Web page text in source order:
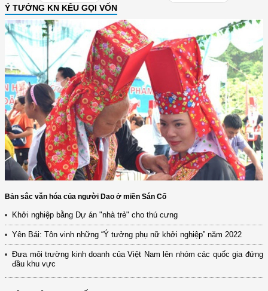
Ý TƯỞNG KN KÊU GỌI VỐN
Bản sắc văn hóa của người Dao ở miền Sán Cố
Khởi nghiệp bằng Dự án "nhà trẻ" cho thú cưng
Yên Bái: Tôn vinh những “Ý tưởng phụ nữ khởi nghiệp” năm 2022
Đưa môi trường kinh doanh của Việt Nam lên nhóm các quốc gia đứng
đầu khu vực